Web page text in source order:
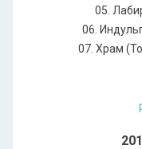
05.
06.
07. Храм